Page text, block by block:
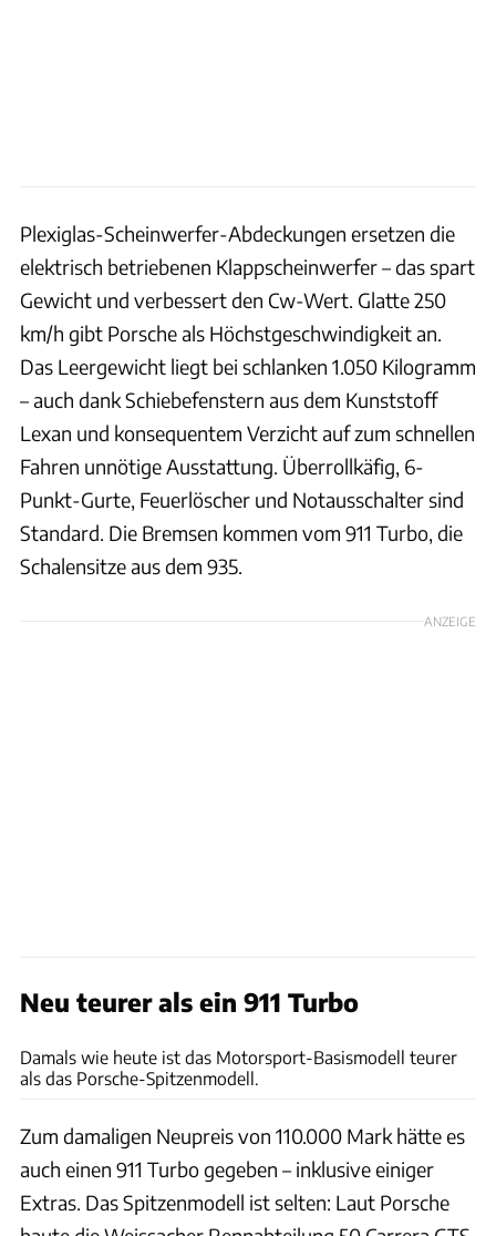
Plexiglas-Scheinwerfer-Abdeckungen ersetzen die
elektrisch betriebenen Klappscheinwerfer – das spart
Gewicht und verbessert den Cw-Wert. Glatte 250
km/h gibt Porsche als Höchstgeschwindigkeit an.
Das Leergewicht liegt bei schlanken 1.050 Kilogramm
– auch dank Schiebefenstern aus dem Kunststoff
Lexan und konsequentem Verzicht auf zum schnellen
Fahren unnötige Ausstattung. Überrollkäfig, 6-
Punkt-Gurte, Feuerlöscher und Notausschalter sind
Standard. Die Bremsen kommen vom 911 Turbo, die
Schalensitze aus dem 935.
ANZEIGE
Neu teurer als ein 911 TurboStephan Bauer/Schaltkulisse
Damals wie heute ist das Motorsport-Basismodell teurer
als das Porsche-Spitzenmodell.
Zum damaligen Neupreis von 110.000 Mark hätte es
auch einen 911 Turbo gegeben – inklusive einiger
Extras. Das Spitzenmodell ist selten: Laut Porsche